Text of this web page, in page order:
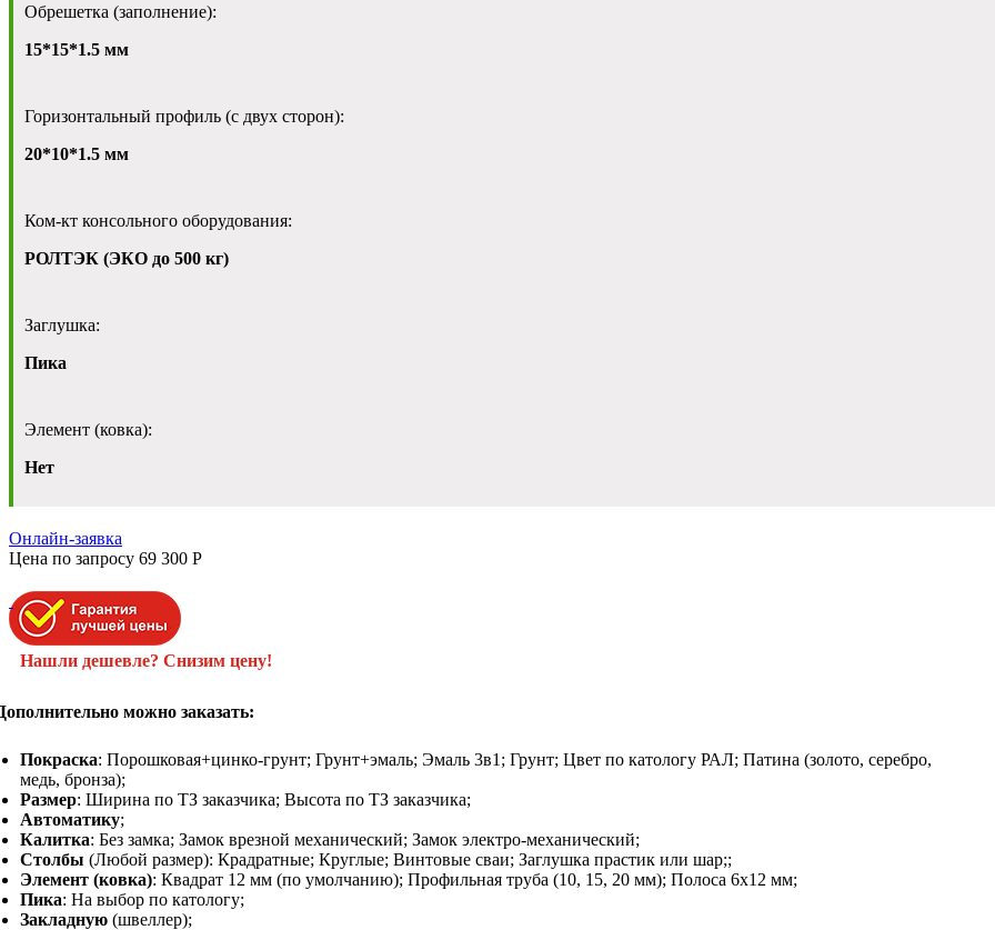
Обрешетка (заполнение):
15*15*1.5 мм
Горизонтальный профиль (с двух сторон):
20*10*1.5 мм
Ком-кт консольного оборудования:
РОЛТЭК (ЭКО до 500 кг)
Заглушка:
Пика
Элемент (ковка):
Нет
Онлайн-заявка
Цена по запросу 69 300 P
Нашли дешевле? Снизим цену!
можно заказать:
Покраска: Порошковая+цинко-грунт; Грунт+эмаль; Эмаль 3в1; Грунт; Цвет по катологу РАЛ; Патина (золото, серебро,
медь, бронза);
Размер: Ширина по ТЗ заказчика; Высота по ТЗ заказчика;
Автоматику;
Калитка: Без замка; Замок врезной механический; Замок электро-механический;
Столбы (Любой размер): Крадратные; Круглые; Винтовые сваи; Заглушка прастик или шар;;
Элемент (ковка): Квадрат 12 мм (по умолчанию); Профильная труба (10, 15, 20 мм); Полоса 6х12 мм;
Пика: На выбор по катологу;
Закладную (швеллер);